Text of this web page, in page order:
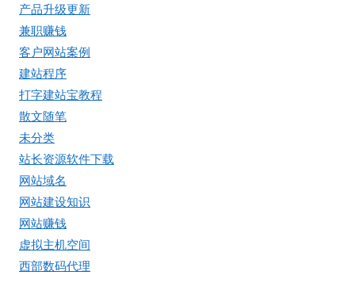
产品升级更新
兼职赚钱
客户网站案例
建站程序
打字建站宝教程
散文随笔
未分类
站长资源软件下载
网站域名
网站建设知识
网站赚钱
虚拟主机空间
西部数码代理